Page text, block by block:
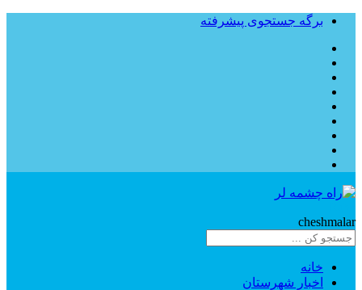
برگه جستجوی پیشرفته
cheshmalar
خانه
اخبار شهرستان